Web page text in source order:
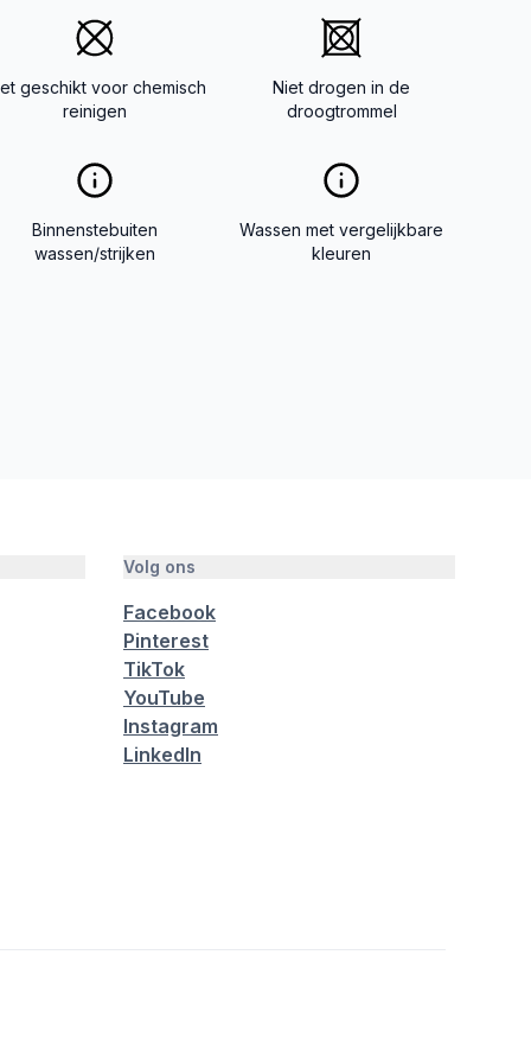
geschikt voor chemisch
reinigen
Niet drogen in de
droogtrommel
Binnenstebuiten
wassen/strijken
Wassen met vergelijkbare
kleuren
Volg ons
Facebook
Pinterest
TikTok
YouTube
Instagram
LinkedIn